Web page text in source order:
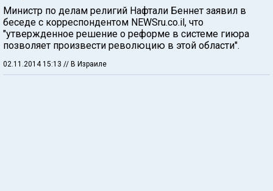
Министр по делам религий Нафтали Беннет заявил в
беседе с корреспондентом NEWSru.co.il, что
"утвержденное решение о реформе в системе гиюра
позволяет произвести революцию в этой области".
02.11.2014 15:13 // В Израиле